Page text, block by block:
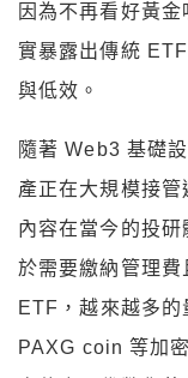
因為不再看好黃
實暴露出傳統
與低效。​
隨著 Web3 基礎
產正在大規模接
內容在當今的投
於需要繳納管理
ETF，越來越多
PAXG coin 等加